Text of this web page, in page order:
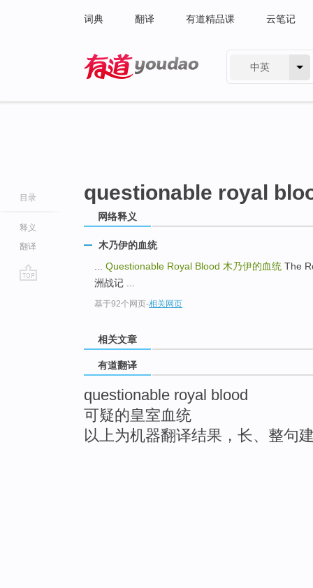
词典 翻译 有道精品课 云笔记
中英
目录
释义
翻译
questionable royal
网络释义
木乃伊的血统
Questionable Royal Blood 木乃伊的血统 The
洲战记 ...
基于92个网页-相关网页
相关文章
有道翻译
questionable royal blood
可疑的皇室血统
以上为机器翻译结果，长、整句